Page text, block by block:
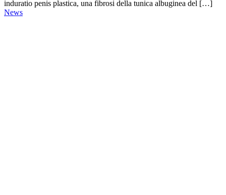
induratio penis plastica, una fibrosi della tunica albuginea del […]
News